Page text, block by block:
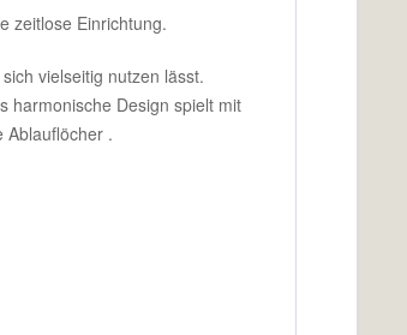
zeitlose Einrichtung.
vielseitig nutzen lässt.
harmonische Design spielt mit
Ablauflöcher .